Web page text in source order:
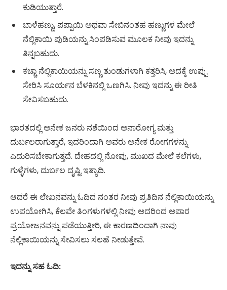
ಕುಡಿಯುತ್ತಾರೆ.
ಬಾಳೆಹಣ್ಣು, ಪಪ್ಪಾಯಿ ಅಥವಾ ಸೇಬಿನಂತಹ ಹಣ್ಣುಗಳ ಮೇಲೆ
ನೆಲ್ಲಿಕಾಯಿ ಪುಡಿಯನ್ನು ಸಿಂಪಡಿಸುವ ಮೂಲಕ ನೀವು ಇದನ್ನು
ತಿನ್ನಬಹುದು.
ಕಚ್ಚಾ ನೆಲ್ಲಿಕಾಯಿಯನ್ನು ಸಣ್ಣ ತುಂಡುಗಳಾಗಿ ಕತ್ತರಿಸಿ, ಅದಕ್ಕೆ ಉಪ್ಪು
ಸೇರಿಸಿ ಸೂರ್ಯನ ಬೆಳಕಿನಲ್ಲಿ ಒಣಗಿಸಿ. ನೀವು ಇದನ್ನು ಈ ರೀತಿ
ಸೇವಿಸಬಹುದು.
ಭಾರತದಲ್ಲಿ ಅನೇಕ ಜನರು ನಶೆಯಿಂದ ಅನಾರೋಗ್ಯ ಮತ್ತು
ದುರ್ಬಲರಾಗುತ್ತಾರೆ, ಇದರಿಂದಾಗಿ ಅವರು ಅನೇಕ ರೋಗಗಳನ್ನು
ಎದುರಿಸಬೇಕಾಗುತ್ತದೆ. ದೇಹದಲ್ಲಿ ನೋವು, ಮುಖದ ಮೇಲೆ ಕಲೆಗಳು,
ಗುಳ್ಳೆಗಳು, ದುರ್ಬಲ ದೃಷ್ಟಿ ಇತ್ಯಾದಿ.
ಆದರೆ ಈ ಲೇಖನವನ್ನು ಓದಿದ ನಂತರ ನೀವು ಪ್ರತಿದಿನ ನೆಲ್ಲಿಕಾಯಿಯನ್ನು
ಉಪಯೋಗಿಸಿ, ಕೆಲವೇ ತಿಂಗಳುಗಳಲ್ಲಿ ನೀವು ಅದರಿಂದ ಅಪಾರ
ಪ್ರಯೋಜನವನ್ನು ಪಡೆಯುತ್ತೀರಿ, ಈ ಕಾರಣದಿಂದಾಗಿ ನಾವು
ನೆಲ್ಲಿಕಾಯಿಯನ್ನು ಸೇವಿಸಲು ಸಲಹೆ ನೀಡುತ್ತೇವೆ.
ಇದನ್ನು ಸಹ ಓದಿ: